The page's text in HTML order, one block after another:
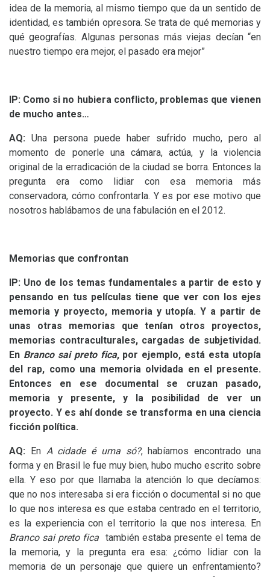
idea de la memoria, al mismo tiempo que da un sentido de
identidad, es también opresora. Se trata de qué memorias y
qué geografías. Algunas personas más viejas decían “en
nuestro tiempo era mejor, el pasado era mejor”
IP: Como si no hubiera conflicto, problemas que vienen
de mucho antes…
AQ: Una persona puede haber sufrido mucho, pero al
momento de ponerle una cámara, actúa, y la violencia
original de la erradicación de la ciudad se borra. Entonces la
pregunta era como lidiar con esa memoria más
conservadora, cómo confrontarla. Y es por ese motivo que
nosotros hablábamos de una fabulación en el 2012.
Memorias que confrontan
IP: Uno de los temas fundamentales a partir de esto y
pensando en tus películas tiene que ver con los ejes
memoria y proyecto, memoria y utopía. Y a partir de
unas otras memorias que tenían otros proyectos,
memorias contraculturales, cargadas de subjetividad.
En Branco sai preto fica, por ejemplo, está esta utopía
del rap, como una memoria olvidada en el presente.
Entonces en ese documental se cruzan pasado,
memoria y presente, y la posibilidad de ver un
proyecto. Y es ahí donde se transforma en una ciencia
ficción política.
AQ: En A cidade é uma só?, habíamos encontrado una
forma y en Brasil le fue muy bien, hubo mucho escrito sobre
ella. Y eso por que llamaba la atención lo que decíamos:
que no nos interesaba si era ficción o documental si no que
lo que nos interesa es que estaba centrado en el territorio,
es la experiencia con el territorio la que nos interesa. En
Branco sai preto fica también estaba presente el tema de
la memoria, y la pregunta era esa: ¿cómo lidiar con la
memoria de un personaje que quiere un enfrentamiento?